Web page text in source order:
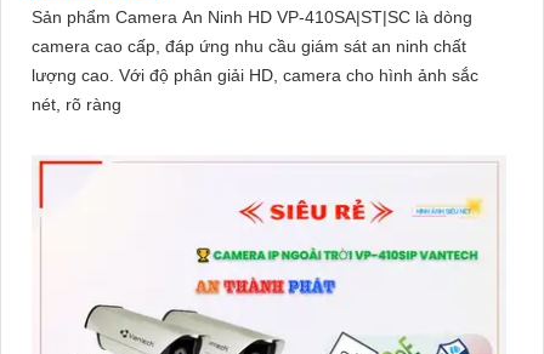
Sản phẩm Camera An Ninh HD VP-410SA|ST|SC là dòng
camera cao cấp, đáp ứng nhu cầu giám sát an ninh chất
lượng cao. Với độ phân giải HD, camera cho hình ảnh sắc
nét, rõ ràng